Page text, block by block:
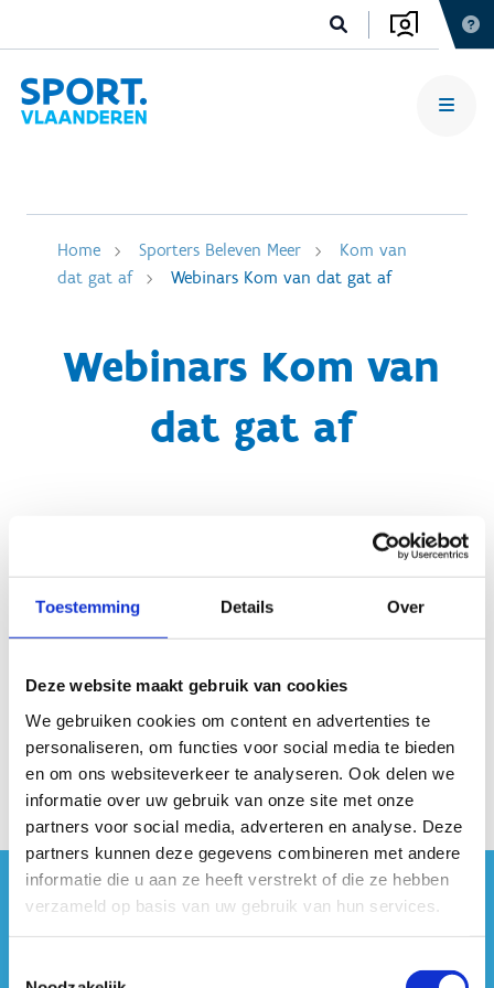
Toestemming Details Over
Deze website maakt gebruik van cookies
We gebruiken cookies om content en advertenties te
personaliseren, om functies voor social media te bieden
en om ons websiteverkeer te analyseren. Ook delen we
informatie over uw gebruik van onze site met onze
partners voor social media, adverteren en analyse. Deze
partners kunnen deze gegevens combineren met andere
informatie die u aan ze heeft verstrekt of die ze hebben
verzameld op basis van uw gebruik van hun services.
Home Sporters Beleven Meer
Kom van
dat gat af
Webinars Kom van dat gat af
Webinars Kom van
dat gat af
#sportersbelevenmeer